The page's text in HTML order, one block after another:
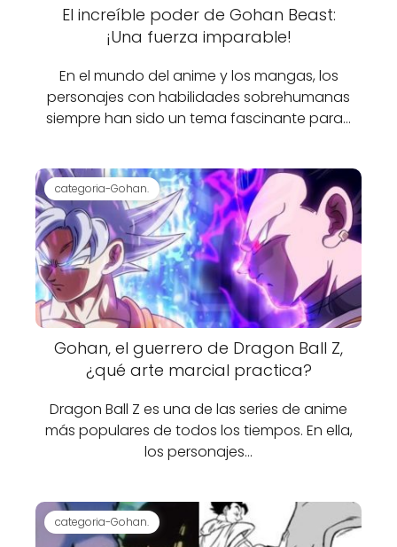
El increíble poder de Gohan Beast:
¡Una fuerza imparable!
En el mundo del anime y los mangas, los
personajes con habilidades sobrehumanas
siempre han sido un tema fascinante para…
categoria-Gohan.
Gohan, el guerrero de Dragon Ball Z,
¿qué arte marcial practica?
Dragon Ball Z es una de las series de anime
más populares de todos los tiempos. En ella,
los personajes…
categoria-Gohan.